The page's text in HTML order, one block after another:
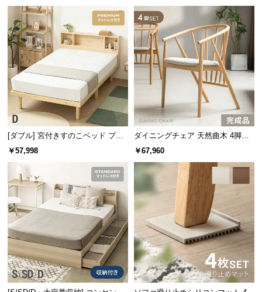
[ダブル] 宮付きすのこベッド プレ
ミアムマットレス付き
￥57,998
ダイニングチェア 天然曲木 4脚セ
ット
￥67,960